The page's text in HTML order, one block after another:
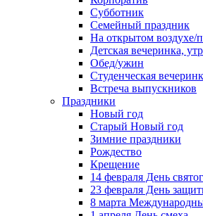
Субботник
Семейный праздник
На открытом воздухе/
Детская вечеринка,
Обед/ужин
Студенческая
Встреча выпускников
Праздники
Новый год
Старый Новый год
Зимние праздники
Рождество
Крещение
14 февраля День
23 февраля День
8 марта